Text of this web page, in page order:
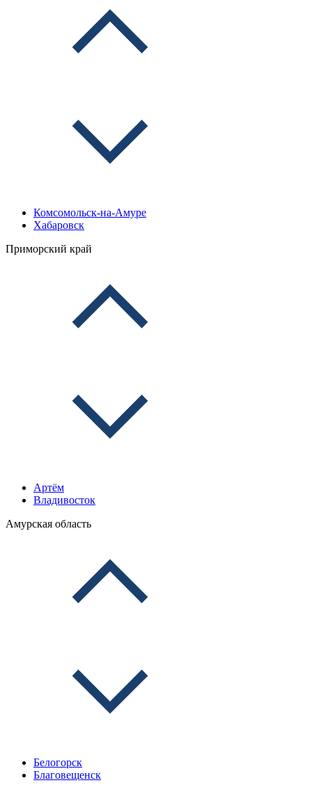
Комсомольск-на-Амуре
Хабаровск
Приморский край
Артём
Владивосток
Амурская область
Белогорск
Благовещенск